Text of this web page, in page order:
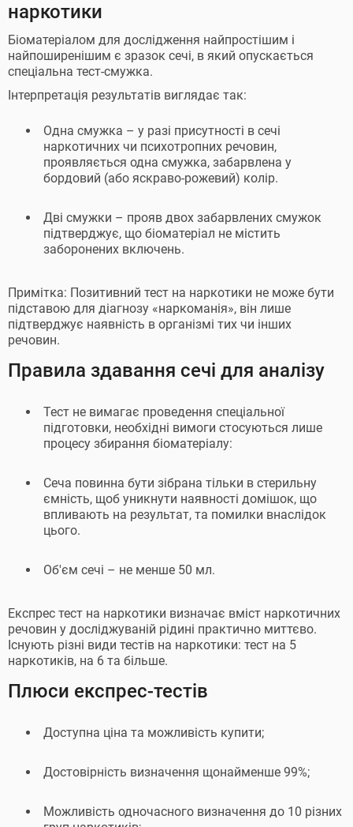
наркотики
Біоматеріалом для дослідження найпростішим і
найпоширенішим є зразок сечі, в який опускається
спеціальна тест-смужка.
Інтерпретація результатів виглядає так:
Одна смужка – у разі присутності в сечі
наркотичних чи психотропних речовин,
проявляється одна смужка, забарвлена ​​у
бордовий (або яскраво-рожевий) колір.
Дві смужки – прояв двох забарвлених смужок
підтверджує, що біоматеріал не містить
заборонених включень.
Примітка: Позитивний тест на наркотики не може бути
підставою для діагнозу «наркоманія», він лише
підтверджує наявність в організмі тих чи інших
речовин.
Правила здавання сечі для аналізу
Тест не вимагає проведення спеціальної
підготовки, необхідні вимоги стосуються лише
процесу збирання біоматеріалу:
Сеча повинна бути зібрана тільки в стерильну
ємність, щоб уникнути наявності домішок, що
впливають на результат, та помилки внаслідок
цього.
Об'єм сечі – не менше 50 мл.
Експрес тест на наркотики визначає вміст наркотичних
речовин у досліджуваній рідині практично миттєво.
Існують різні види тестів на наркотики: тест на 5
наркотиків, на 6 та більше.
Плюси експрес-тестів
Доступна ціна та можливість купити;
Достовірність визначення щонайменше 99%;
Можливість одночасного визначення до 10 різних